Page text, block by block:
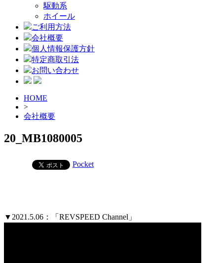
駆動系
ホイール
ご利用方法
会社概要
個人情報保護方針
特定商取引法
お問い合わせ
HOME
>
会社概要
20_MB1080005
Pocket
▼2021.5.06：「REVSPEED Channel」